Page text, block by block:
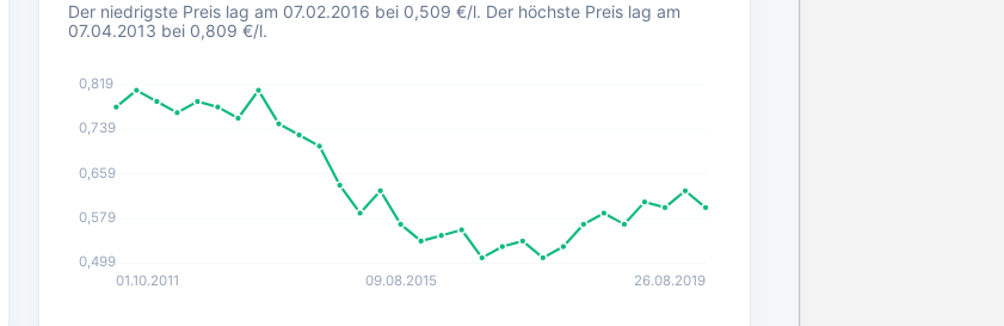
Der niedrigste Preis lag am 07.02.2016 bei 0,509 €/l. Der höchste Preis lag am
07.04.2013 bei 0,809 €/l.
0,499
0,579
0,659
0,739
0,819
01.10.2011 09.08.2015 26.08.2019